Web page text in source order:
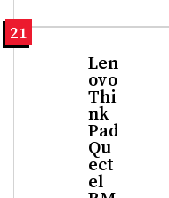
21
Len
ovo
Thi
nk
Pad
Qu
ect
el